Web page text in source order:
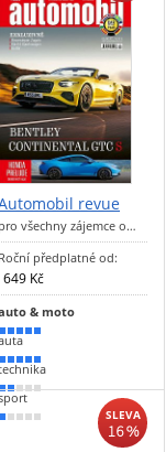
revue
pro všechny zájemce o…
Roční předplatné od:
649 Kč
& moto
100 %
90 %
30 %
20 %
SLEVA
16 %